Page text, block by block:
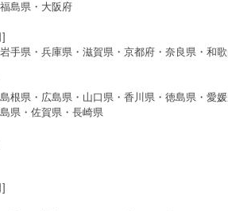
島県・大阪府
手県・兵庫県・滋賀県・京都府・奈良県・和
根県・広島県・山口県・香川県・徳島県・愛
県・佐賀県・長崎県